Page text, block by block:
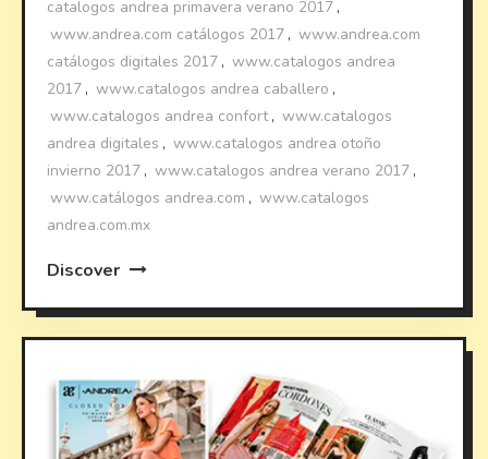
catalogos andrea primavera verano 2017 ,
www.andrea.com catálogos 2017 , www.andrea.com
catálogos digitales 2017 , www.catalogos andrea
2017 , www.catalogos andrea caballero ,
www.catalogos andrea confort, www.catalogos
andrea digitales , www.catalogos andrea otoño
invierno 2017 , www.catalogos andrea verano 2017 ,
www.catálogos andrea.com , www.catalogos
andrea.com.mx
Discover